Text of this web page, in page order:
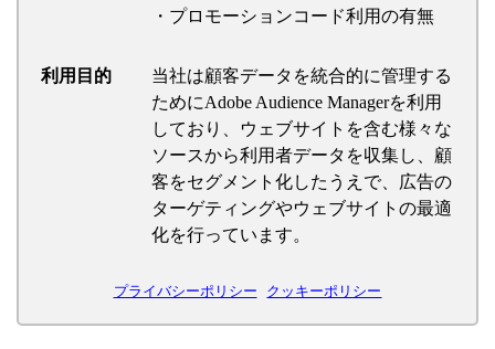
・プロモーションコード利用の有無
利用目的
当社は顧客データを統合的に管理する
ためにAdobe Audience Managerを利用
しており、ウェブサイトを含む様々な
ソースから利用者データを収集し、顧
客をセグメント化したうえで、広告の
ターゲティングやウェブサイトの最適
化を行っています。
プライバシーポリシー クッキーポリシー